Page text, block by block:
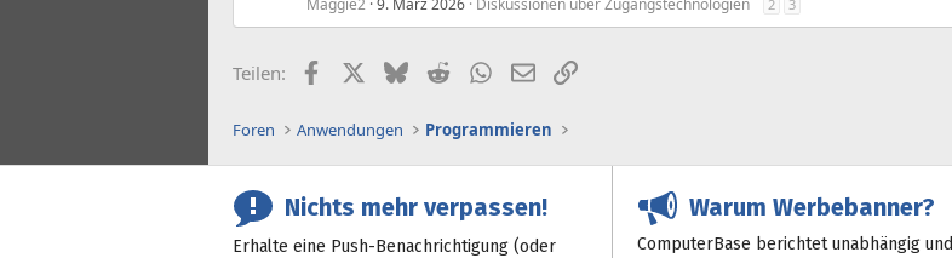
Maggie2 9. März 2026 Diskussionen über Zugangstechnologien 2 3
Teilen: FacebookX (Twitter)
BlueskyRedditWhatsApp
E-MailLink
Foren Anwendungen Programmieren
Nichts mehr verpassen!
Erhalte eine Push-Benachrichtigung (oder
Warum Werbebanner?
ComputerBase berichtet unabhängig und